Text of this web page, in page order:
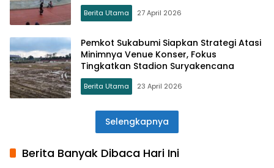
Berita Utama 27 April 2026
Pemkot Sukabumi Siapkan Strategi Atasi
Minimnya Venue Konser, Fokus
Tingkatkan Stadion Suryakencana
Berita Utama 23 April 2026
Selengkapnya
Berita Banyak Dibaca Hari Ini